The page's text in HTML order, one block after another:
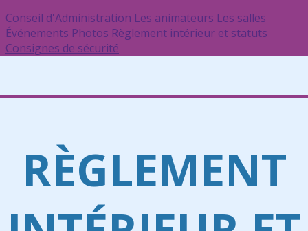
Conseil d'Administration Les animateurs Les salles
Événements Photos Règlement intérieur et statuts
Consignes de sécurité
RÈGLEMENT